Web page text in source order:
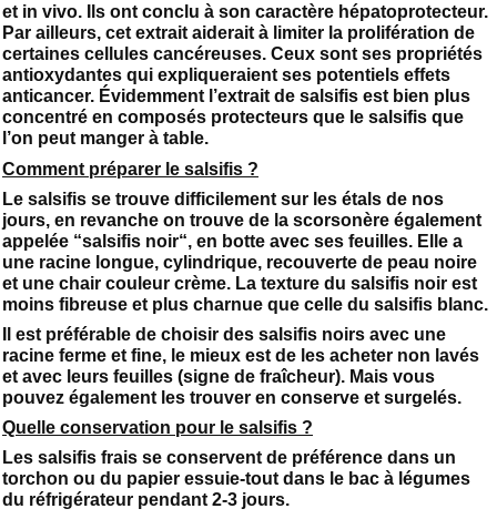
et in vivo. Ils ont conclu à son caractère hépatoprotecteur.
Par ailleurs, cet extrait aiderait à limiter la prolifération de
certaines cellules cancéreuses. Ceux sont ses propriétés
antioxydantes qui expliqueraient ses potentiels effets
anticancer. Évidemment l’extrait de salsifis est bien plus
concentré en composés protecteurs que le salsifis que
l’on peut manger à table.
Comment préparer le salsifis ?
Le salsifis se trouve difficilement sur les étals de nos
jours, en revanche on trouve de la scorsonère également
appelée “salsifis noir“, en botte avec ses feuilles. Elle a
une racine longue, cylindrique, recouverte de peau noire
et une chair couleur crème. La texture du salsifis noir est
moins fibreuse et plus charnue que celle du salsifis blanc.
Il est préférable de choisir des salsifis noirs avec une
racine ferme et fine, le mieux est de les acheter non lavés
et avec leurs feuilles (signe de fraîcheur). Mais vous
pouvez également les trouver en conserve et surgelés.
Quelle conservation pour le salsifis ?
Les salsifis frais se conservent de préférence dans un
torchon ou du papier essuie-tout dans le bac à légumes
du réfrigérateur pendant 2-3 jours.